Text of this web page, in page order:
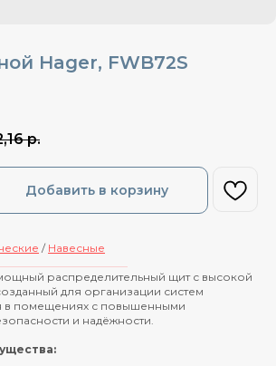
Hager, FWB72S
р.
Добавить в корзину
/ Навесные
распределительный щит с высокой
для организации систем
в помещениях с повышенными
и надёжности.